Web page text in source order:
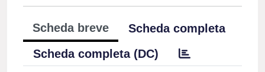
Scheda breve
Scheda completa
Scheda completa (DC)